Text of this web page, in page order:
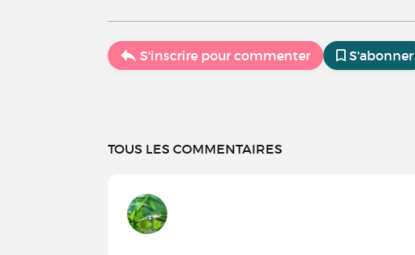
S'inscrire pour commenter S'abonner
TOUS LES COMMENTAIRES